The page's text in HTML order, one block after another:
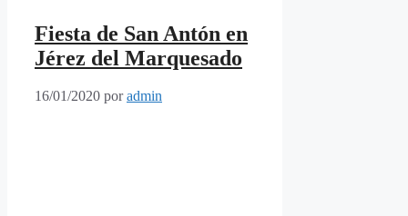
Fiesta de San Antón en
Jérez del Marquesado
16/01/2020 poradmin